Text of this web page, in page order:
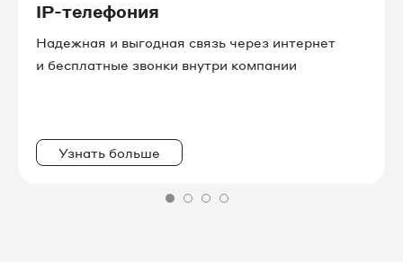
IP-телефония
Надежная и выгодная связь через интернет
и бесплатные звонки внутри компании
Узнать больше